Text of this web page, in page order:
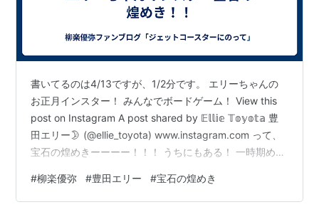
書いてるのは4/13ですが、1/2分です。 エリーちゃんの
お正月インスター！ みんなでボードゲーム！ View this
post on Instagram A post shared by 𝔼𝕝𝕝𝕚𝕖 𝕋𝕠𝕪𝕠𝕥𝕒 豊
田エリー🌛 (@ellie_toyota) www.instagram.com って、
宝石の煌めきーーーー！！！ うちにもある！ 一時期めっ
ゲームで楽しんでると思うと嬉しいなぁ。
#柳楽優弥 #豊田エリー #宝石の煌めき